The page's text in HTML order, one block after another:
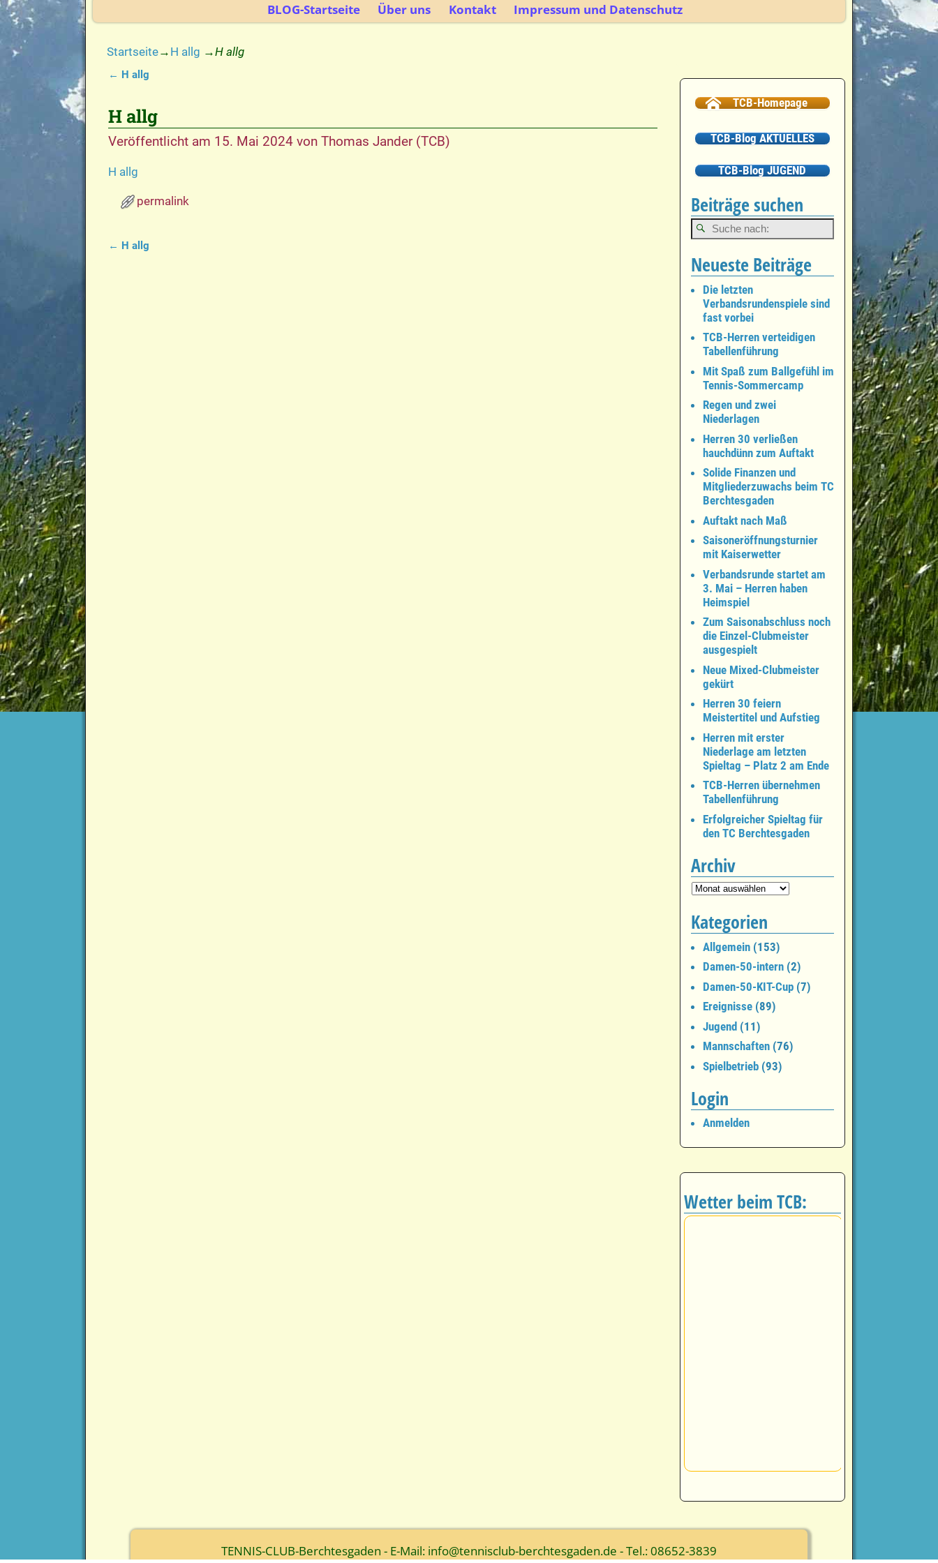
BLOG-Startseite Über uns Kontakt Impressum und Datenschutz
Startseite→ H allg →H allg
← H allg
H allg
Veröffentlicht am 15. Mai 2024 von Thomas Jander (TCB)
H allg
permalink
← H allg
TCB-Homepage
TCB-Blog AKTUELLES
TCB-Blog JUGEND
Beiträge suchen
Neueste Beiträge
Die letzten
Verbandsrundenspiele sind
fast vorbei
TCB-Herren verteidigen
Tabellenführung
Mit Spaß zum Ballgefühl im
Tennis-Sommercamp
Regen und zwei
Niederlagen
Herren 30 verließen
hauchdünn zum Auftakt
Solide Finanzen und
Mitgliederzuwachs beim TC
Berchtesgaden
Auftakt nach Maß
Saisoneröffnungsturnier
mit Kaiserwetter
Verbandsrunde startet am
3. Mai – Herren haben
Heimspiel
Zum Saisonabschluss noch
die Einzel-Clubmeister
ausgespielt
Neue Mixed-Clubmeister
gekürt
Herren 30 feiern
Meistertitel und Aufstieg
Herren mit erster
Niederlage am letzten
Spieltag – Platz 2 am Ende
TCB-Herren übernehmen
Tabellenführung
Erfolgreicher Spieltag für
den TC Berchtesgaden
Archiv
Kategorien
Allgemein(153)
Damen-50-intern(2)
Damen-50-KIT-Cup(7)
Ereignisse(89)
Jugend(11)
Mannschaften(76)
Spielbetrieb(93)
Login
Anmelden
Wetter beim TCB:
TENNIS-CLUB-Berchtesgaden - E-Mail: info@tennisclub-berchtesgaden.de - Tel.: 08652-3839